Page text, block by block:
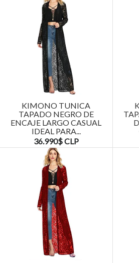
KIMONO TUNICA
TAPADO NEGRO DE
ENCAJE LARGO CASUAL
IDEAL PARA...
36.990$ CLP